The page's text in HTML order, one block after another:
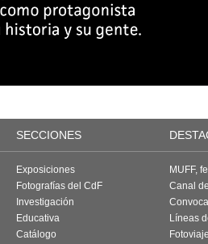
SECCIONES
Exposiciones
Fotografías del CdF
Investigación
Educativa
Catálogo
MUFF,
Canal
Líneas